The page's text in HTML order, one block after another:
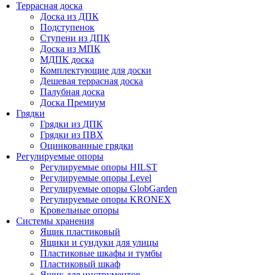
Террасная доска
Доска из ДПК
Подступенок
Ступени из ДПК
Доска из МПК
МДПК доска
Комплектующие для доски
Дешевая террасная доска
Палубная доска
Доска Премиум
Грядки
Грядки из ДПК
Грядки из ПВХ
Оцинкованные грядки
Регулируемые опоры
Регулируемые опоры HILST
Регулируемые опоры Level
Регулируемые опоры GlobGarden
Регулируемые опоры KRONEX
Кровельные опоры
Системы хранения
Ящик пластиковый
Ящики и сундуки для улицы
Пластиковые шкафы и тумбы
Пластиковый шкаф